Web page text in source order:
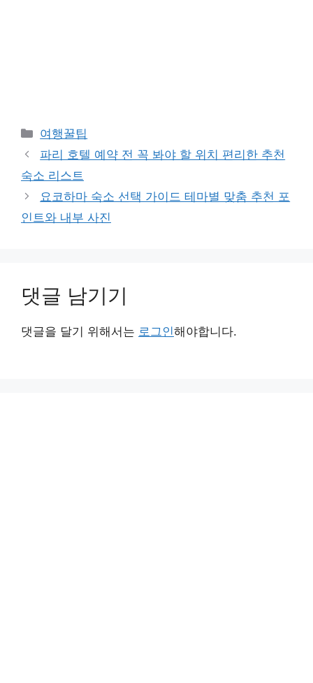
카
테
고
리
여행꿀팁
파리 호텔 예약 전 꼭 봐야 할 위치 편리한 추천
숙소 리스트
요코하마 숙소 선택 가이드 테마별 맞춤 추천 포
인트와 내부 사진
댓글 남기기
댓글을 달기 위해서는 로그인해야합니다.